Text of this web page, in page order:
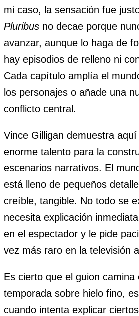
mi caso, la sensación fue
Pluribus no decae porque
avanzar, aunque lo haga de
hay episodios de relleno ni
Cada capítulo amplía el
los personajes o añade una
conflicto central.
Vince Gilligan demuestra
enorme talento para la
escenarios narrativos. El
está lleno de pequeños
creíble, tangible. No todo se
necesita explicación
en el espectador y le pide
vez más raro en la televisión
Es cierto que el guion camina
temporada sobre hielo fino,
cuando intenta explicar